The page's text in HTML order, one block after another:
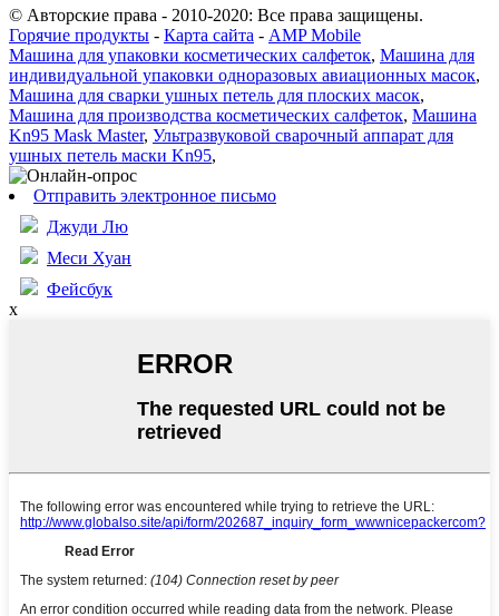
© Авторские права - 2010-2020: Все права защищены.
Горячие продукты - Карта сайта - AMP Mobile
Машина для упаковки косметических салфеток, Машина для
индивидуальной упаковки одноразовых авиационных масок,
Машина для сварки ушных петель для плоских масок,
Машина для производства косметических салфеток, Машина
Kn95 Mask Master, Ультразвуковой сварочный аппарат для
ушных петель маски Kn95,
Отправить электронное письмо
Джуди Лю
Меси Хуан
Фейсбук
x